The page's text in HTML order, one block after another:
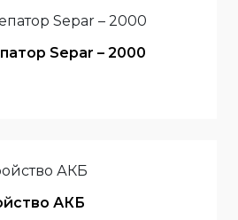
Separ – 2000
АКБ